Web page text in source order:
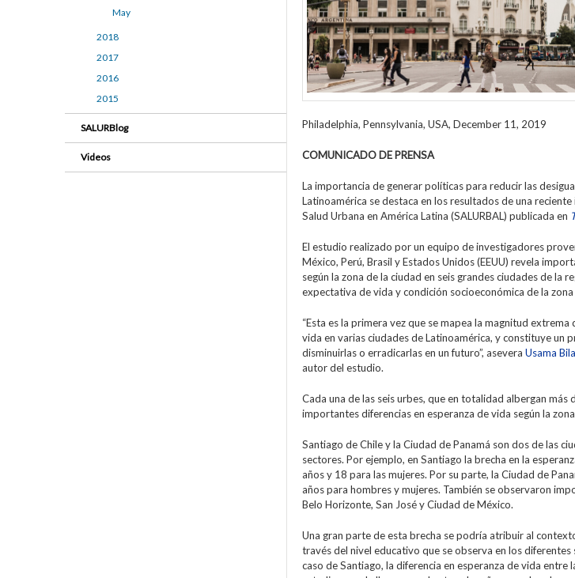
Philadelphia, Pennsylvania, USA, December 11, 2019
COMUNICADO DE PRENSA
La importancia de generar políticas para reducir las
Latinoamérica se destaca en los resultados de una
Salud Urbana en América Latina (SALURBAL) publicada en
El estudio realizado por un equipo de investigadores
México, Perú, Brasil y Estados Unidos (EEUU) revela
según la zona de la ciudad en seis grandes ciudades de la
expectativa de vida y condición socioeconómica de la zona
“Esta es la primera vez que se mapea la magnitud
vida en varias ciudades de Latinoamérica, y constituye un
disminuirlas o erradicarlas en un futuro”, asevera Usama
autor del estudio.
Cada una de las seis urbes, que en totalidad albergan más
importantes diferencias en esperanza de vida según la
Santiago de Chile y la Ciudad de Panamá son dos de las
sectores. Por ejemplo, en Santiago la brecha en la
años y 18 para las mujeres. Por su parte, la Ciudad de
años para hombres y mujeres. También se observaron
Belo Horizonte, San José y Ciudad de México.
Una gran parte de esta brecha se podría atribuir al
través del nivel educativo que se observa en los diferentes
caso de Santiago, la diferencia en esperanza de vida entre
May
2018
2017
2016
2015
SALURBlog
Videos